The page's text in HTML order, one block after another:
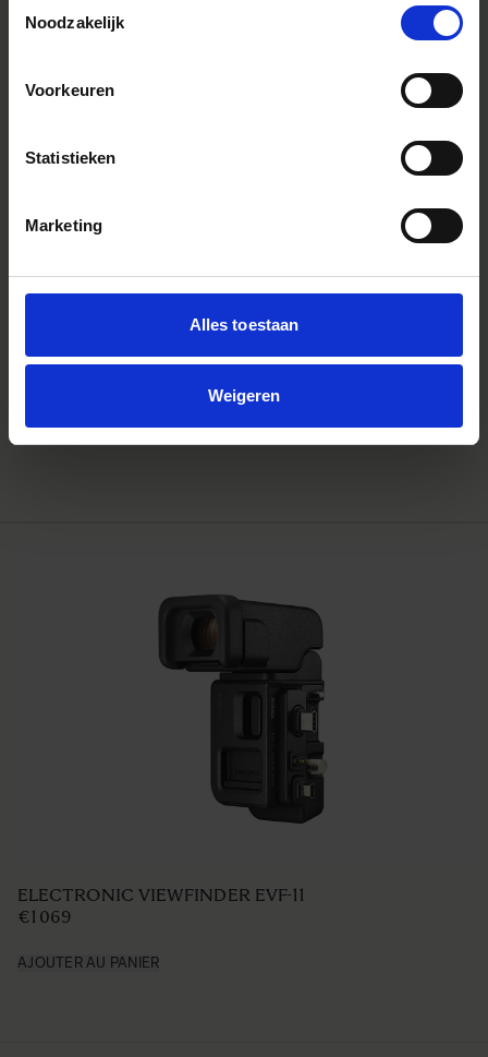
Noodzakelijk
Voorkeuren
Statistieken
Marketing
Alles toestaan
Weigeren
BASE PLATE BPL-11 for fp
ELECTRONIC VIEWFINDER EVF-11
€1 069
AJOUTER AU PANIER